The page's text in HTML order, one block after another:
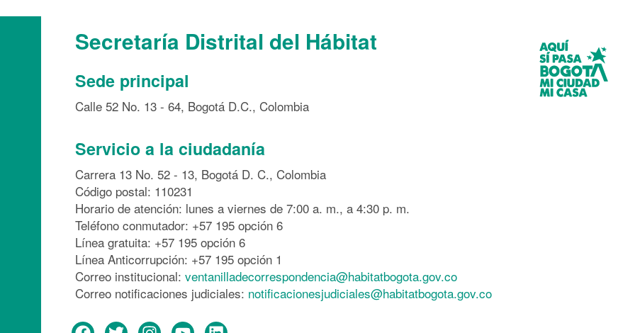
Secretaría Distrital del Hábitat
Sede principal
Calle 52 No. 13 - 64, Bogotá D.C., Colombia
Servicio a la ciudadanía
Carrera 13 No. 52 - 13, Bogotá D. C., Colombia
Código postal: 110231
Horario de atención: lunes a viernes de 7:00 a. m., a 4:30 p. m.
Teléfono conmutador: +57 195 opción 6
Línea gratuita: +57 195 opción 6
Línea Anticorrupción: +57 195 opción 1
Correo institucional:ventanilladecorrespondencia@habitatbogota.gov.co
Correo notificaciones judiciales: notificacionesjudiciales@habitatbogota.gov.co